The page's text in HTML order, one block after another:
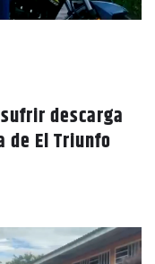
descarga
de El Triunfo